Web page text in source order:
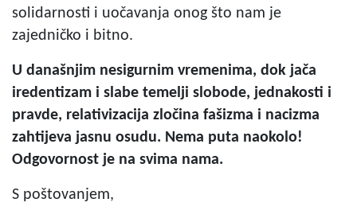
solidarnosti i uočavanja onog što nam je
zajedničko i bitno.
U današnjim nesigurnim vremenima, dok jača
iredentizam i slabe temelji slobode, jednakosti i
pravde, relativizacija zločina fašizma i nacizma
zahtijeva jasnu osudu. Nema puta naokolo!
Odgovornost je na svima nama.
S poštovanjem,